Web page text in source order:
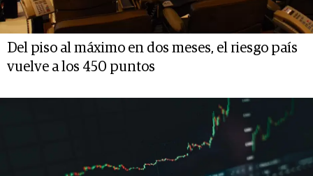
Del piso al máximo en dos meses, el riesgo país
vuelve a los 450 puntos